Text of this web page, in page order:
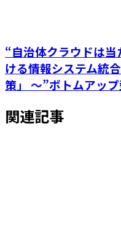
“自治体クラウドは
ける情報システム統
策」 ～”ボトムアッ
関連記事